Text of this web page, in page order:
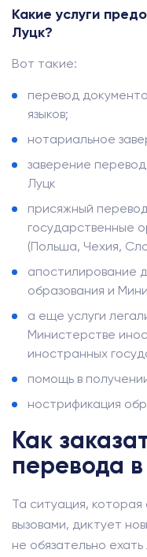
Какие услуги
Луцк?
Вот такие:
перевод
языков;
нотариальное
заверение
Луцк
присяжный
государственные
(Польша, Чехия,
апостилирование
образования и
а еще услуги
Министерстве
иностранных
помощь в
нострификация
Как
перевода
Та ситуация,
вызовами, диктует
не обязательно